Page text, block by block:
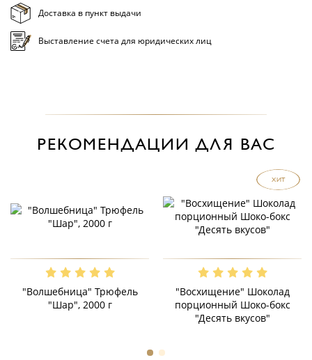
Доставка в пункт выдачи
Выставление счета для юридических лиц
РЕКОМЕНДАЦИИ ДЛЯ ВАС
"Волшебница" Трюфель
"Шар", 2000 г
ХИТ
"Восхищение" Шоколад
порционный Шоко-бокс
"Десять вкусов"